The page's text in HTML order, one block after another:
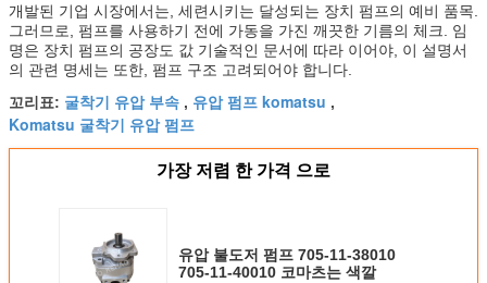
705-51-20830
두 배 펌프 D65WX-15 D70LE-12
개발된 기업 시장에서는, 세련시키는 달성되는 장치 펌프의 예비 품목.
그러므로, 펌프를 사용하기 전에 가동을 가진 깨끗한 기름의 체크. 임
명은 장치 펌프의 공장도 값 기술적인 문서에 따라 이어야, 이 설명서
의 관련 명세는 또한, 펌프 구조 고려되어야 합니다.
꼬리표: 굴착기 유압 부속 , 유압 펌프 komatsu ,
Komatsu 굴착기 유압 펌프
가장 저렴 한 가격 으로
유압 불도저 펌프 705-11-38010
705-11-40010 코마츠는 색깔